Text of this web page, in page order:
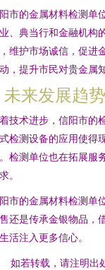
市的金属材料检测单
、典当行和金融机构
维护市场诚信，促进
，提升市民对贵金属
未来发展趋势
技术进步，信阳市的
检测设备的应用使得
检测单位也在拓展服
。
市的金属材料检测单
还是传承金银物品，
活注入更多信心。
如若转载，请注明